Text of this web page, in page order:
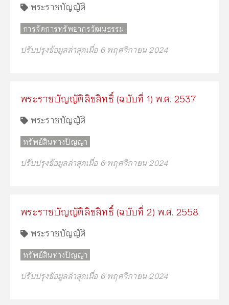
พระราชบัญญัติ
การจัดการทรัพยากรวัฒนธรรม
ปรับปรุงข้อมูลล่าสุดเมื่อ 6 พฤศจิกายน 2024
พระราชบัญญัติลิขสิทธิ์ (ฉบับที่ 1) พ.ศ. 2537
พระราชบัญญัติ
ทรัพย์สินทางปัญญา
ปรับปรุงข้อมูลล่าสุดเมื่อ 6 พฤศจิกายน 2024
พระราชบัญญัติลิขสิทธิ์ (ฉบับที่ 2) พ.ศ. 2558
พระราชบัญญัติ
ทรัพย์สินทางปัญญา
ปรับปรุงข้อมูลล่าสุดเมื่อ 6 พฤศจิกายน 2024